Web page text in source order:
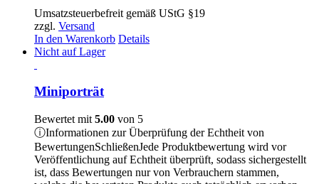
Umsatzsteuerbefreit gemäß UStG §19
zzgl. Versand
In den Warenkorb Details
Nicht auf Lager
Miniporträt
Bewertet mit 5.00 von 5
ⓘInformationen zur Überprüfung der Echtheit von
BewertungenSchließenJede Produktbewertung wird vor
Veröffentlichung auf Echtheit überprüft, sodass sichergestellt
ist, dass Bewertungen nur von Verbrauchern stammen,